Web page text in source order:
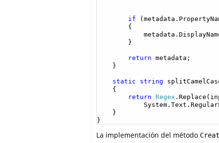
if
{
metadata.DisplayName =
}
return metadata;
}
static string
{
return
Regex
}
}
La implementación del método